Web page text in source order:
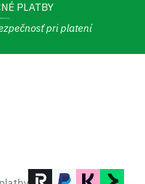
PLATBY
pri platení